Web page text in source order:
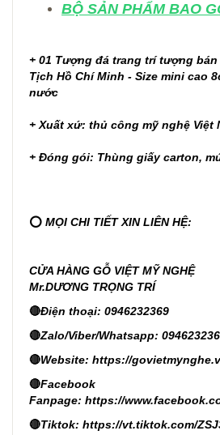
BỘ SẢN PHẨM BAO
+ 01 Tượng đá trang trí tượng bán
Tịch Hồ Chí Minh - Size mini cao
nước
+ Xuất xứ: thủ công mỹ nghệ Việt
+ Đóng gói: Thùng giấy carton,
⭕ MỌI CHI TIẾT XIN LIÊN HỆ:
CỬA HÀNG GỖ VIỆT MỸ NGHỆ
Mr.DƯƠNG TRỌNG TRÍ
🔴Điện thoại: 0946232369
🔴Zalo/Viber/Whatsapp:
🔴Website: https://
🔴Facebook
Fanpage: https://
🔴Tiktok: https://vt.tiktok.com/